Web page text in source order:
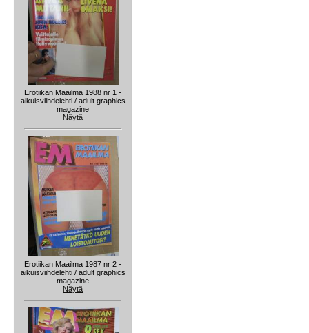
Erotiikan Maailma 1988 nr 1 -
aikuisviihdelehti / adult graphics
magazine
Näytä
Erotiikan Maailma 1987 nr 2 -
aikuisviihdelehti / adult graphics
magazine
Näytä